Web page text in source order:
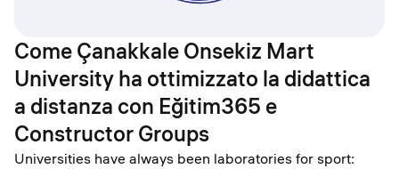
Come Çanakkale Onsekiz Mart
University ha ottimizzato la didattica
a distanza con Eğitim365 e
Constructor Groups
Universities have always been laboratories for sport: